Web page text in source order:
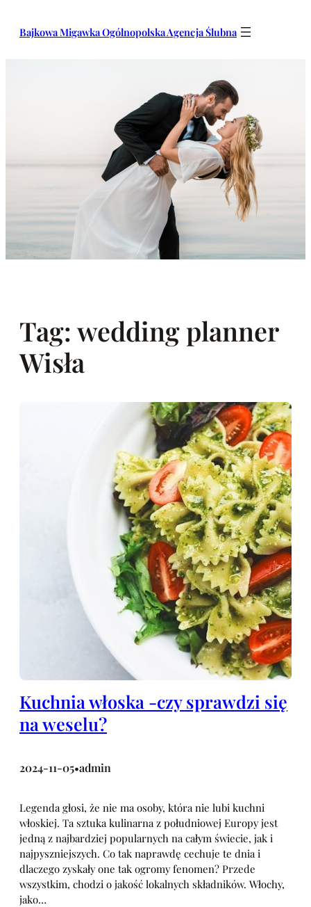
Bajkowa Migawka Ogólnopolska Agencja Ślubna
Tag: wedding planner
Wisła
Kuchnia włoska -czy sprawdzi się
na weselu?
2024-11-05•admin
Legenda głosi, że nie ma osoby, która nie lubi kuchni
włoskiej. Ta sztuka kulinarna z południowej Europy jest
jedną z najbardziej popularnych na całym świecie, jak i
najpyszniejszych. Co tak naprawdę cechuje te dnia i
dlaczego zyskały one tak ogromy fenomen? Przede
wszystkim, chodzi o jakość lokalnych składników. Włochy,
jako…